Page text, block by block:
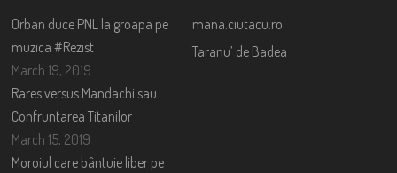
Orban duce PNL la groapa pe
muzica #Rezist
March 19, 2019
Rares versus Mandachi sau
Confruntarea Titanilor
March 15, 2019
Moroiul care bântuie liber pe
mana.ciutacu.ro
Taranu’ de Badea